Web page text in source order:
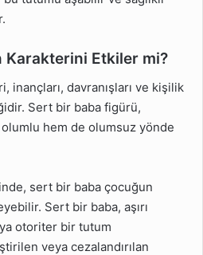
Karakterini Etkiler mi?
inançları, davranışları ve kişilik
Sert bir baba figürü,
hem de olumsuz yönde
sert bir baba çocuğun
Sert bir baba, aşırı
otoriter bir tutum
veya cezalandırılan